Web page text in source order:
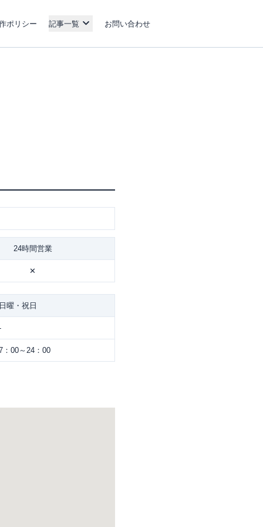
ポリシー 記事一覧 お問い合わせ
24時間営業
✕
日曜・祝日
：00～24：00